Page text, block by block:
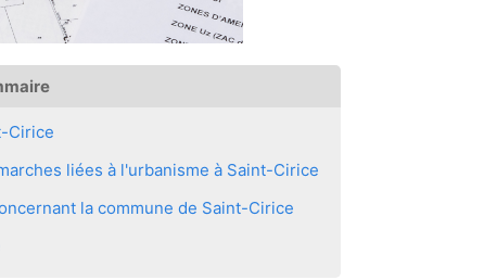
Cirice
liées à l'urbanisme à Saint-Cirice
la commune de Saint-Cirice